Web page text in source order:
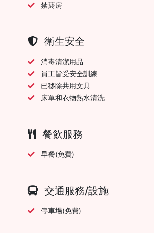
禁菸房
衛生安全
消毒清潔用品
員工皆受安全訓練
已移除共用文具
床單和衣物熱水清洗
餐飲服務
早餐(免費)
交通服務/設施
停車場(免費)